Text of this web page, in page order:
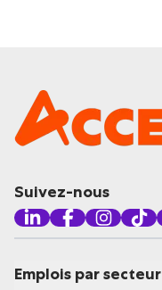
Suivez-nous
Emplois par secteur